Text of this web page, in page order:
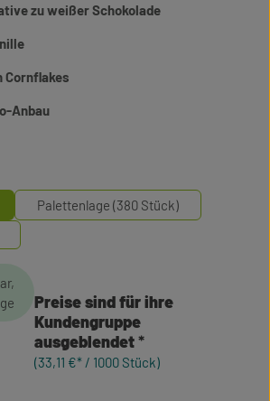
von 0 von 5 Sternen
zu weißer Schokolade
Cornflakes
Anbau
Preise sind für ihre
Kundengruppe
ausgeblendet
(33,11 €* / 1000 Stück)
Palettenlage (380 Stück)